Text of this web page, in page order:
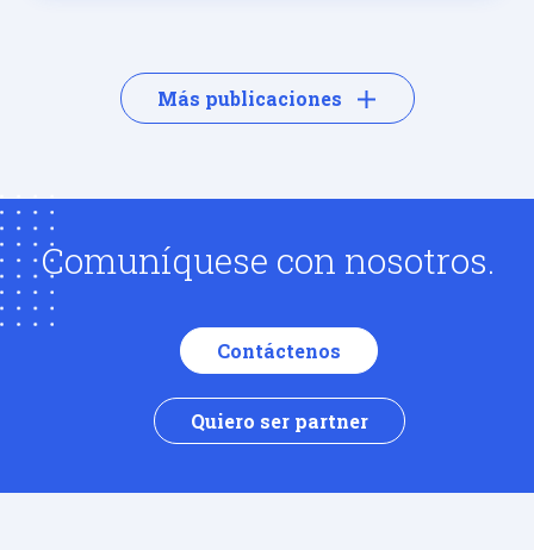
Más publicaciones
Comuníquese con nosotros.
Contáctenos
Quiero ser partner